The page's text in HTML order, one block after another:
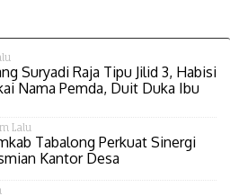
Suryadi Raja Tipu Jilid 3, Habisi
Nama Pemda, Duit Duka Ibu
Lalu
Tabalong Perkuat Sinergi
Kantor Desa